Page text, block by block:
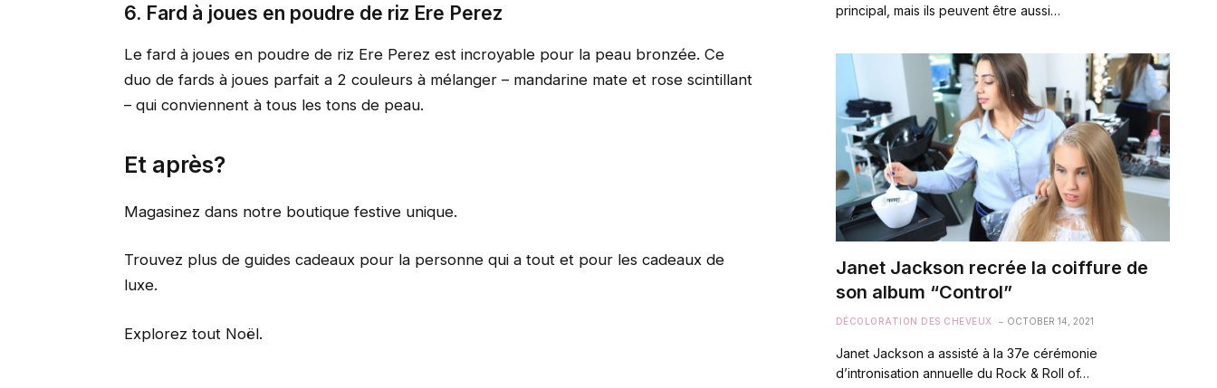
6. Fard à joues en poudre de riz Ere Perez
Le fard à joues en poudre de riz Ere Perez est incroyable pour la peau bronzée. Ce
duo de fards à joues parfait a 2 couleurs à mélanger – mandarine mate et rose scintillant
– qui conviennent à tous les tons de peau.
Et après?
Magasinez dans notre boutique festive unique.
Trouvez plus de guides cadeaux pour la personne qui a tout et pour les cadeaux de
luxe.
Explorez tout Noël.
principal, mais ils peuvent être aussi…
Janet Jackson recrée la coiffure de
son album “Control”
DÉCOLORATION DES CHEVEUX OCTOBER 14, 2021
Janet Jackson a assisté à la 37e cérémonie
d’intronisation annuelle du Rock & Roll of…